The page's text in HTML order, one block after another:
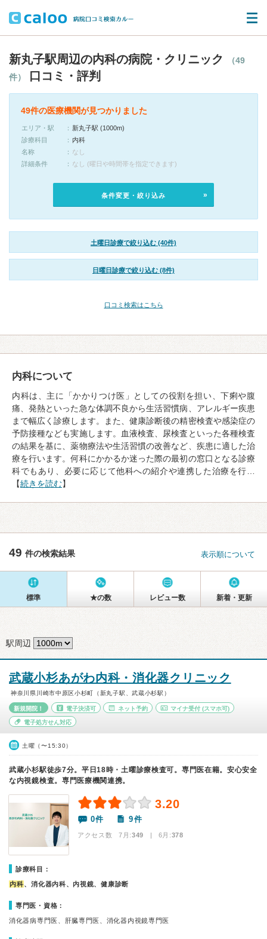
新丸子駅周辺の内科の病院・クリニック
（49
件）
口コミ・評判
49件の医療機関が見つかりました
エリア・駅
新丸子駅 (1000m)
診療科目
内科
名称
なし
詳細条件
なし (曜日や時間帯を指定できます)
条件変更・絞り込み
土曜日診療で絞り込む (40件)
日曜日診療で絞り込む (8件)
口コミ検索はこちら
内科について
内科は、主に「かかりつけ医」としての役割を担い、下痢や腹
痛、発熱といった急な体調不良から生活習慣病、アレルギー疾患
まで幅広く診療します。また、健康診断後の精密検査や感染症の
予防接種なども実施します。血液検査、尿検査といった各種検査
の結果を基に、薬物療法や生活習慣の改善など、疾患に適した治
療を行います。何科にかかるか迷った際の最初の窓口となる診療
科でもあり、必要に応じて他科への紹介や連携した治療を行…
【続きを読む】
49 件の検索結果 表示順について
標準 ★の数 レビュー数 新着・更新
駅周辺
武蔵小杉あがわ内科・消化器クリニック
神奈川県川崎市中原区小杉町（新丸子駅、武蔵小杉駅）
新規開院！ 電子決済可 ネット予約 マイナ受付 (スマホ可)
電子処方せん対応
土曜（〜15:30）
武蔵小杉駅徒歩7分。平日18時・土曜診療検査可。専門医在籍。安心安全
な内視鏡検査。専門医療機関連携。
3.20
0件 9件
アクセス数 7月:349 | 6月:378
診療科目：
内科、消化器内科、内視鏡、健康診断
専門医・資格：
消化器病専門医、肝臓専門医、消化器内視鏡専門医